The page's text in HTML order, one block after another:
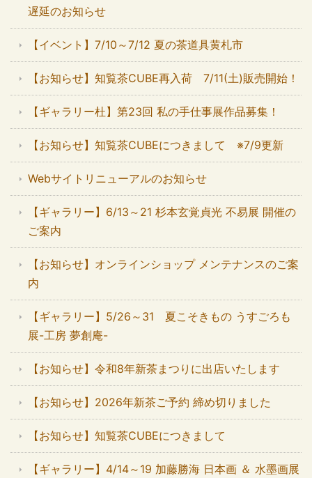
遅延のお知らせ
【イベント】7/10～7/12 夏の茶道具黄札市
【お知らせ】知覧茶CUBE再入荷 7/11(土)販売開始！
【ギャラリー杜】第23回 私の手仕事展作品募集！
【お知らせ】知覧茶CUBEにつきまして ※7/9更新
Webサイトリニューアルのお知らせ
【ギャラリー】6/13～21 杉本玄覚貞光 不易展 開催の
ご案内
【お知らせ】オンラインショップ メンテナンスのご案
内
【ギャラリー】5/26～31 夏こそきもの うすごろも
展-工房 夢創庵-
【お知らせ】令和8年新茶まつりに出店いたします
【お知らせ】2026年新茶ご予約 締め切りました
【お知らせ】知覧茶CUBEにつきまして
【ギャラリー】4/14～19 加藤勝海 日本画 ＆ 水墨画展